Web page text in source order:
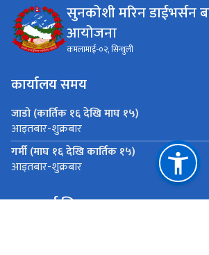
सुनकोशी मरिन डाईभर्सन
आयोजना
कमलामाई-०२, सिन्धुली
कार्यालय समय
जाडो (कार्तिक १६ देखि माघ १५)
आइतबार-शुक्रबार
गर्मी (माघ १६ देखि कार्तिक १५)
आइतबार-शुक्रबार
महत्त्वपूर्ण लिङ्कहरू